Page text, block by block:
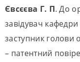
Євсєєва Г. П. До
завідувач
заступник голови
– патентний